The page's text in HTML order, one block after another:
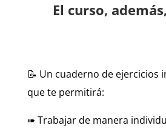
El curso,
📝 Un cuaderno de ejercicios
que te permitirá:
➠ Trabajar de manera